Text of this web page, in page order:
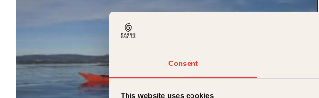
Consent
This website uses cookies